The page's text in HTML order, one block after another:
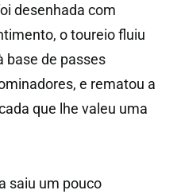
desenhada com
o toureio fluiu
base de passes
e rematou a
que lhe valeu uma
saiu um pouco